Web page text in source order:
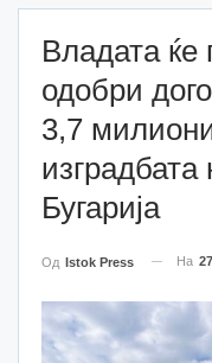
Владата ќе
одобри
3,7
Бугарија
Од Istok Press На